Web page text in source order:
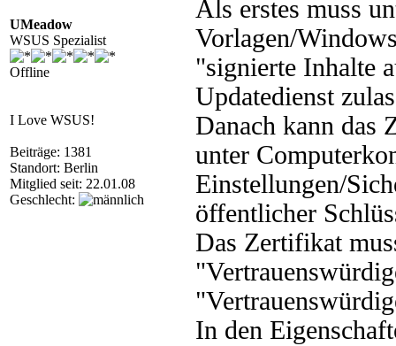
UMeadow
WSUS Spezialist
Offline
I Love WSUS!
Beiträge: 1381
Standort: Berlin
Mitglied seit: 22.01.08
Geschlecht:
Als erstes muss
Vorlagen/
"signierte Inhalte
Updatedienst
Danach kann das
unter
Einstellungen/
öffentlicher
Das Zertifikat
In den